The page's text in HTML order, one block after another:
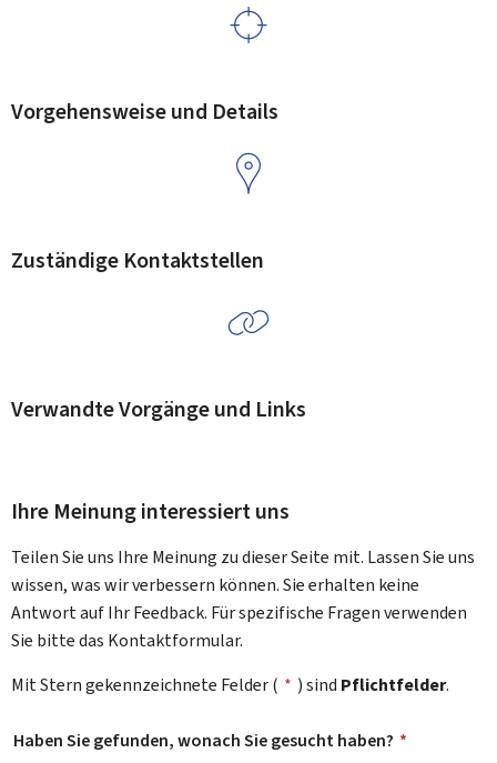
Vorgehensweise und Details
Zuständige Kontaktstellen
Verwandte Vorgänge und Links
Ihre Meinung interessiert uns
Teilen Sie uns Ihre Meinung zu dieser Seite mit. Lassen Sie uns
wissen, was wir verbessern können. Sie erhalten keine
Antwort auf Ihr Feedback. Für spezifische Fragen verwenden
Sie bitte das Kontaktformular.
Mit Stern gekennzeichnete Felder ( * ) sind Pflichtfelder.
Haben Sie gefunden, wonach Sie gesucht haben? *